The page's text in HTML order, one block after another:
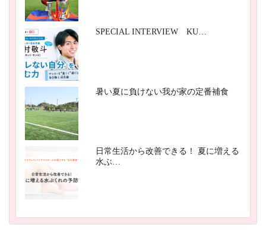
SPECIAL INTERVIEW KU…
暑い夏に負けない我が家の定番補食
日常生活から改善できる！ 夏に増える
水ぶ…